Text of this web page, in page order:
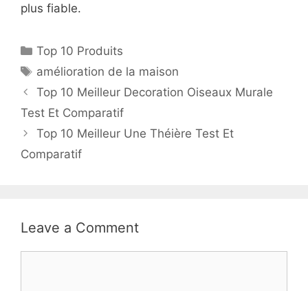
plus fiable.
Top 10 Produits
amélioration de la maison
Top 10 Meilleur Decoration Oiseaux Murale
Test Et Comparatif
Top 10 Meilleur Une Théière Test Et
Comparatif
Leave a Comment